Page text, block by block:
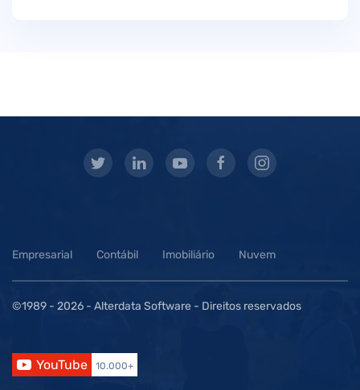
Empresarial Contábil Imobiliário Nuvem
©1989 - 2026 - Alterdata Software - Direitos reservados
YouTube 10.000+